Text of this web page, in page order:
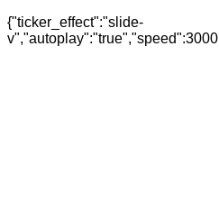
{"ticker_effect":"slide-